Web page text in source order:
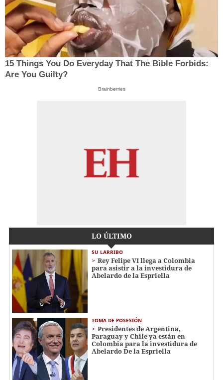
15 Things You Do Everyday That The Bible Forbids:
Are You Guilty?
Brainberries
LO ÚLTIMO
SU LARRIBO
Rey Felipe VI llega a Colombia
para asistir a la investidura de
Abelardo de la Espriella
TOMA DE POSESIÓN
Presidentes de Argentina,
Paraguay y Chile ya están en
Colombia para la investidura de
Abelardo De la Espriella